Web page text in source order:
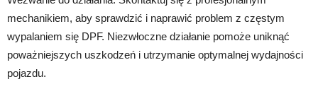
mechanikiem, aby sprawdzić i naprawić problem z częstym
wypalaniem się DPF. Niezwłoczne działanie pomoże uniknąć
poważniejszych uszkodzeń i utrzymanie optymalnej wydajności
pojazdu.